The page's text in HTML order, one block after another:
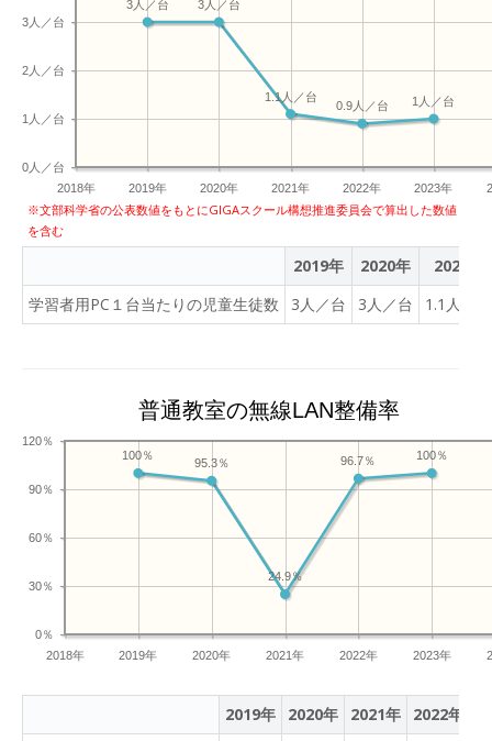
2018年 2019年 2020年 2021年 2022年 2023年
0人／台
1人／台
2人／台
3人／台
1人／台
0.9人／台
1.1人／台
3人／台
3人／台
※文部科学省の公表数値をもとにGIGAスクール構想推進委員会で算出した数値
を含む
2019年 2020年
2021年
学習者用PC１台当たりの児童生徒数
3人／台 3人／台 1.1人／台
普通教室の無線LAN整備率
2018年 2019年 2020年 2021年 2022年 2023年
0％
30％
60％
90％
120％
100％
96.7％
24.9％
95.3％
100％
2019年 2020年 2021年 2022年